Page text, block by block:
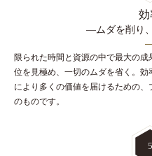
効
―ムダを削り、
限られた時間と資源の中で最大の
位を見極め、一切のムダを省く。
により多くの価値を届けるための
のものです。
5